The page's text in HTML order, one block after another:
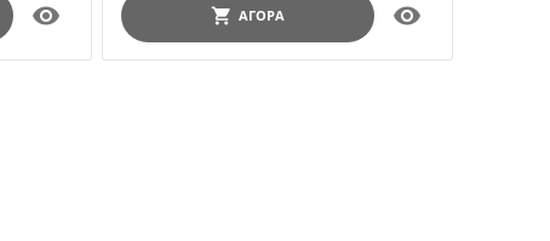
 ΑΓΟΡΆ 